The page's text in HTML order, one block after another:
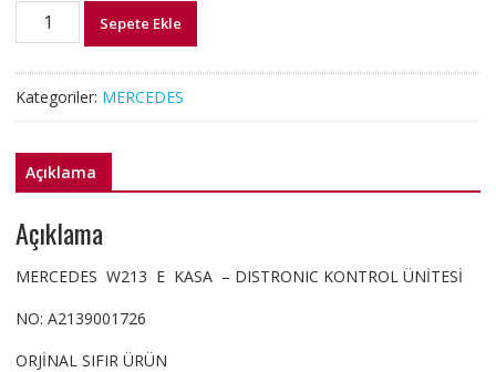
A2139001726
KASA
KONTROL
ÜNİTESİ
Sepete Ekle
Kategoriler: MERCEDES
Açıklama
Açıklama
MERCEDES W213 E KASA – DISTRONIC KONTROL ÜNİTESİ
NO: A2139001726
ORJİNAL SIFIR ÜRÜN